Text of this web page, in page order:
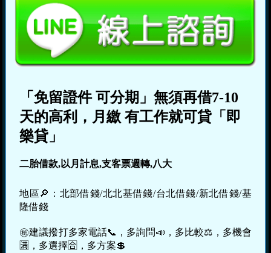
「免留證件 可分期」無須再借7-10
天的高利，月繳 有工作就可貸「即
樂貸」
二胎借款,以月計息,支客票週轉,八大
地區🔎：北部借錢/北北基借錢/台北借錢/新北借錢/基
隆借錢
㊙建議撥打多家電話📞，多詢問📣，多比較⚖，多機會
🈵，多選擇🈴，多方案💲